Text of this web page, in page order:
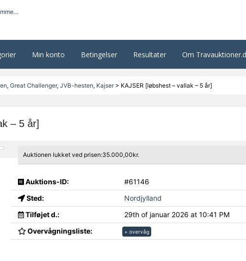
Min konto Betingelser Resultater Om
, Great Challenger, JVB-hesten, Kajser> KAJSER [løbshest – vallak – 5 år]
– 5 år]
Auktionen lukket ved prisen:35.000,00kr.
Auktions-ID:
#61146
Sted:
Nordjylland
Tilføjet d.:
29th of januar 2026 at 10:41 PM
Overvågningsliste:
+ overvåg